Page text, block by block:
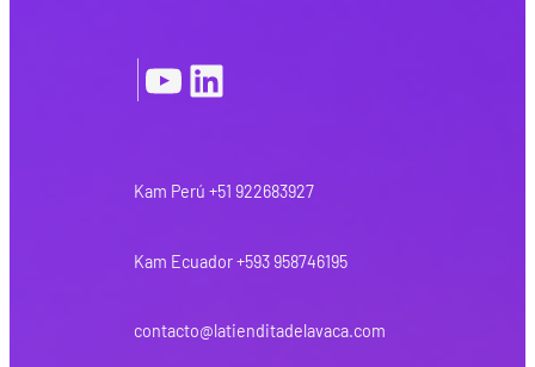
YouTube LinkedIn
Kam Perú +51 922683927
Kam Ecuador +593 958746195
contacto@latienditadelavaca.com